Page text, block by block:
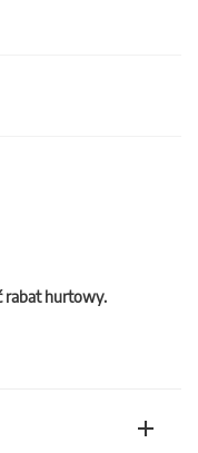
rabat hurtowy.